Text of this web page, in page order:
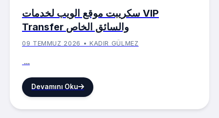
سكريبت موقع الويب لخدمات VIP
Transfer والسائق الخاص
09 TEMMUZ 2026 • KADIR GÜLMEZ
...
Devamını Oku